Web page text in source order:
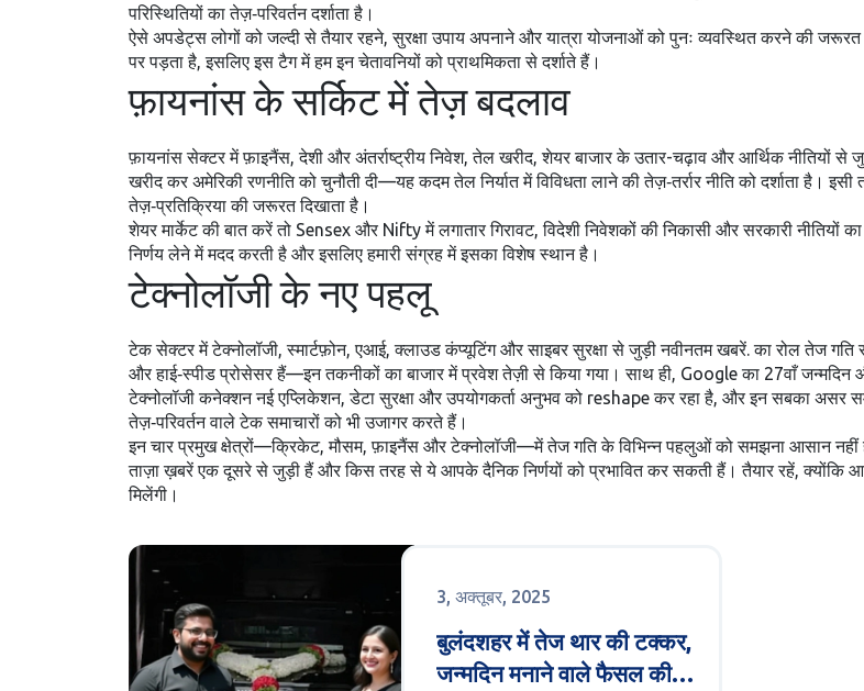
परिस्थितियों का तेज़‑परिवर्तन दर्शाता है।
ऐसे अपडेट्स लोगों को जल्दी से तैयार रहने, सुरक्षा उपाय अपनाने और यात्रा योजनाओं को पुनः व्यवस्थित करने की
पर पड़ता है, इसलिए इस टैग में हम इन चेतावनियों को प्राथमिकता से दर्शाते हैं।
फ़ायनांस के सर्किट में तेज़ बदलाव
फ़ायनांस सेक्टर मेंफ़ाइनैंस,देशी और अंतर्राष्ट्रीय निवेश, तेल खरीद, शेयर बाजार के उतार-चढ़ाव और आर्थिक नीतियों से
खरीद कर अमेरिकी रणनीति को चुनौती दी—यह कदम तेल निर्यात में विविधता लाने की तेज़‑तर्रार नीति को दर्शाता है।
तेज़‑प्रतिक्रिया की जरूरत दिखाता है।
शेयर मार्केट की बात करें तो Sensex और Nifty में लगातार गिरावट, विदेशी निवेशकों की निकासी और सरकारी
निर्णय लेने में मदद करती है और इसलिए हमारी संग्रह में इसका विशेष स्थान है।
टेक्नोलॉजी के नए पहलू
टेक सेक्टर मेंटेक्नोलॉजी,स्मार्टफ़ोन, एआई, क्लाउड कंप्यूटिंग और साइबर सुरक्षा से जुड़ी नवीनतम खबरें. का रोल तेज
और हाई‑स्पीड प्रोसेसर हैं—इन तकनीकों का बाजार में प्रवेश तेज़ी से किया गया। साथ ही, Google का 27वाँ
टेक्नोलॉजी कनेक्शन नई एप्लिकेशन, डेटा सुरक्षा और उपयोगकर्ता अनुभव को reshape कर रहा है, और इन सबका असर
तेज़‑परिवर्तन वाले टेक समाचारों को भी उजागर करते हैं।
इन चार प्रमुख क्षेत्रों—क्रिकेट, मौसम, फ़ाइनैंस और टेक्नोलॉजी—में तेज गति के विभिन्न पहलुओं को समझना आसान
ताज़ा ख़बरें एक दूसरे से जुड़ी हैं और किस तरह से ये आपके दैनिक निर्णयों को प्रभावित कर सकती हैं। तैयार रहें,
मिलेंगी।
3, अक्तूबर, 2025
बुलंदशहर में तेज थार की टक्कर,
जन्मदिन मनाने वाले फैसल की